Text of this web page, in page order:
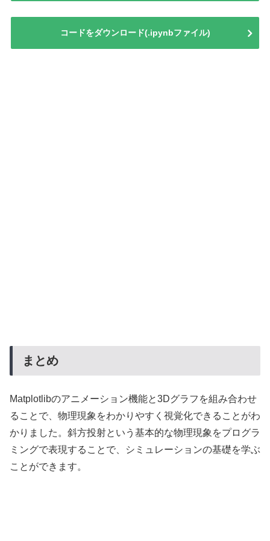
コードをダウンロード(.ipynbファイル)
まとめ
Matplotlibのアニメーション機能と3Dグラフを組み合わせ
ることで、物理現象をわかりやすく視覚化できることがわ
かりました。斜方投射という基本的な物理現象をプログラ
ミングで表現することで、シミュレーションの基礎を学ぶ
ことができます。